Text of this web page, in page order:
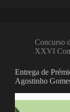
Concurso
XXVI
Entrega de
Agostinho